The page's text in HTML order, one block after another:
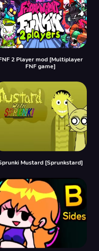
2 Player mod [Multiplayer
FNF game]
Mustard [Sprunkstard]